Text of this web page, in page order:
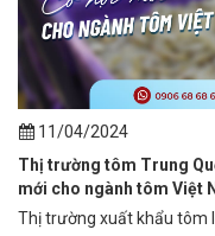
11/04/2024
Thị trường tôm Trung
mới cho ngành tôm Việt
Thị trường xuất khẩu tôm